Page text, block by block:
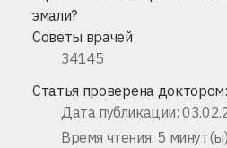
эмали?
Советы врачей
34145
Статья проверена доктором:
Дата публикации:
Время чтения: 5 минут(ы)